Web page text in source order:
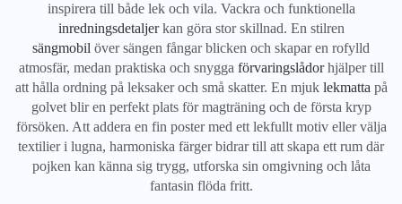
inspirera till både lek och vila. Vackra och funktionella
inredningsdetaljerkan göra stor skillnad. En stilren
sängmobil över sängen fångar blicken och skapar en rofylld
atmosfär, medan praktiska och snygga förvaringslådorhjälper till
att hålla ordning på leksaker och små skatter. En mjuk lekmatta på
golvet blir en perfekt plats för magträning och de första kryp
försöken. Att addera en fin poster med ett lekfullt motiv eller välja
textilier i lugna, harmoniska färger bidrar till att skapa ett rum där
pojken kan känna sig trygg, utforska sin omgivning och låta
fantasin flöda fritt.